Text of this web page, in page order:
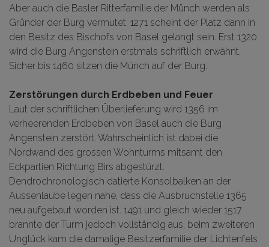
Aber auch die Basler Ritterfamilie der Münch werden als
Gründer der Burg vermutet. 1271 scheint der Platz dann in
den Besitz des Bischofs von Basel gelangt sein. Erst 1320
wird die Burg Angenstein erstmals schriftlich erwähnt.
Sicher bis 1460 sitzen die Münch auf der Burg.
Zerstörungen durch Erdbeben und Feuer
Laut der schriftlichen Überlieferung wird 1356 im
verheerenden Erdbeben von Basel auch die Burg
Angenstein zerstört. Wahrscheinlich ist dabei die
Nordwand des grossen Wohnturms mitsamt den
Eckpartien Richtung Birs abgestürzt.
Dendrochronologisch datierte Konsolbalken an der
Aussenlaube legen nahe, dass die Ausbruchstelle 1365
neu aufgebaut worden ist. 1491 und gleich wieder 1517
brannte der Turm jedoch vollständig aus, beim zweiteren
Unglück kam die damalige Besitzerfamilie der Lichtenfels